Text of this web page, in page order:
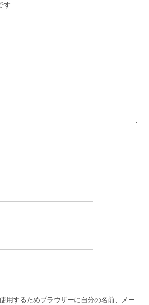
す
用するためブラウザーに自分の名前、メー